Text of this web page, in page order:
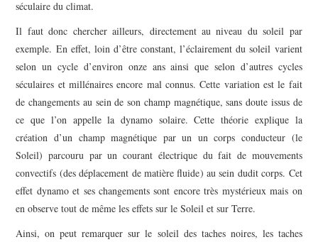
séculaire du climat.
Il faut donc chercher ailleurs, directement au niveau du soleil par
exemple. En effet, loin d’être constant, l’éclairement du soleil varient
selon un cycle d’environ onze ans ainsi que selon d’autres cycles
séculaires et millénaires encore mal connus. Cette variation est le fait
de changements au sein de son champ magnétique, sans doute issus de
ce que l’on appelle la dynamo solaire. Cette théorie explique la
création d’un champ magnétique par un un corps conducteur (le
Soleil) parcouru par un courant électrique du fait de mouvements
convectifs (des déplacement de matière fluide) au sein dudit corps. Cet
effet dynamo et ses changements sont encore très mystérieux mais on
en observe tout de même les effets sur le Soleil et sur Terre.
Ainsi, on peut remarquer sur le soleil des taches noires, les taches